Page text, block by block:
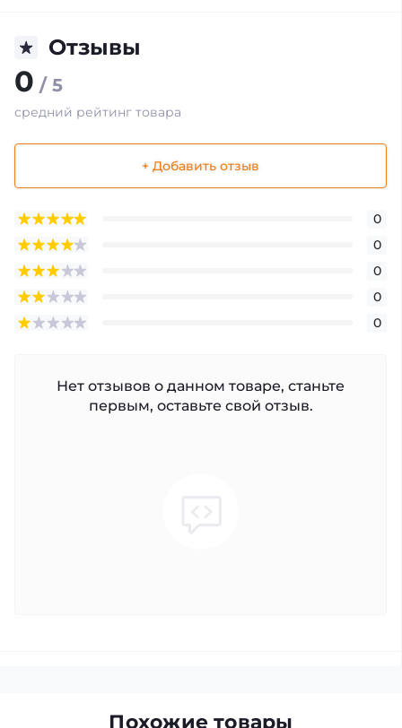
Отзывы
0 / 5
средний рейтинг товара
+ Добавить отзыв
0
0
0
0
0
Нет отзывов о данном товаре, станьте
первым, оставьте свой отзыв.
Похожие товары